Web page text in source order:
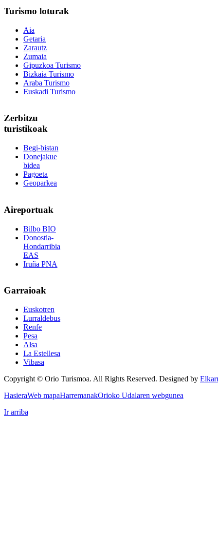
Turismo loturak
Aia
Getaria
Zarautz
Zumaia
Gipuzkoa Turismo
Bizkaia Turismo
Araba Turismo
Euskadi Turismo
Zerbitzu
turistikoak
Begi-bistan
Donejakue
bidea
Pagoeta
Geoparkea
Aireportuak
Bilbo BIO
Donostia-
Hondarribia
EAS
Iruña PNA
Garraioak
Euskotren
Lurraldebus
Renfe
Pesa
Alsa
La Estellesa
Vibasa
Copyright © Orio Turismoa. All Rights Reserved. Designed by
HasieraWeb mapaHarremanakOrioko Udalaren webgunea
Ir arriba